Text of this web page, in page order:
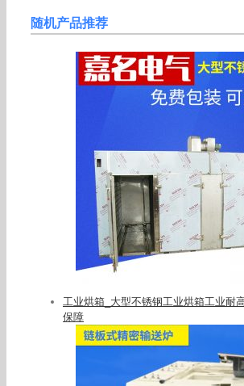
随机产品推荐
工业烘箱_大型不锈钢工业烘箱工业耐
保障